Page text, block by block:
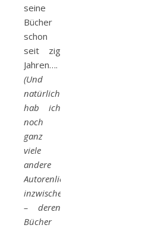
seine
Bücher
schon
seit zig
Jahren….
(Und
natürlich
hab ich
noch
ganz
viele
andere
Autorenlieblinge
inzwischen
– deren
Bücher